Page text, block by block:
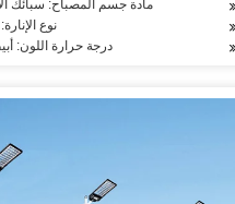
مادة جسم المصباح: سبائك
نوع
درجة حرارة اللون: